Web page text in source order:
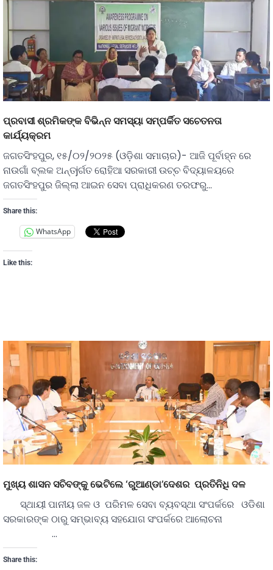
ପ୍ରବାସୀ ଶ୍ରମିକଙ୍କ ବିଭିନ୍ନ ସମସ୍ୟା ସମ୍ପର୍କିତ ସଚେତନତା
କାର୍ଯ୍ୟକ୍ରମ
ଜଗତସିଂହପୁର, ୧୫/୦୨/୨୦୨୫ (ଓଡ଼ିଶା ସମାଚାର)- ଆଜି ପୂର୍ବାହ୍ନ ରେ
ନାଉଗାଁ ବ୍ଲକ ଅନ୍ତjର୍ଗତ ରୋହିଆ ସରକାରୀ ଉଚ୍ଚ ବିଦ୍ୟାଳୟରେ
ଜଗତସିଂହପୁର ଜିଲ୍ଲା ଆଇନ ସେବା ପ୍ରାଧିକରଣ ତରଫରୁ…
Share this:
WhatsApp
Like this:
ମୁଖ୍ୟ ଶାସନ ସଚିବଙ୍କୁ ଭେଟିଲେ ‘ରୁଆଣ୍ଡା’ଦେଶର ପ୍ରତିନିଧି ଦଳ
ସ୍ଥାୟୀ ପାନୀୟ ଜଳ ଓ ପରିମଳ ସେବା ବ୍ୟବସ୍ଥା ସଂପର୍କରେ ଓଡିଶା
ସରକାରଙ୍କ ଠାରୁ ସମ୍ଭାବ୍ୟ ସହଯୋଗ ସଂପର୍କରେ ଆଲୋଚନା
…
Share this: